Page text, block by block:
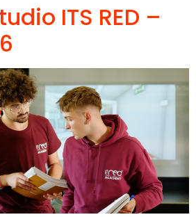
ITS RED –